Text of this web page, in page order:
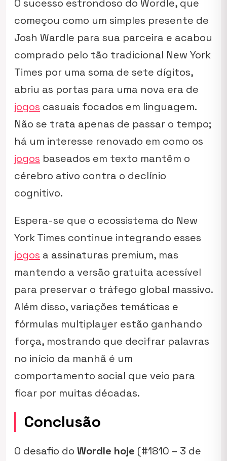
O sucesso estrondoso do Wordle, que
começou como um simples presente de
Josh Wardle para sua parceira e acabou
comprado pelo tão tradicional New York
Times por uma soma de sete dígitos,
abriu as portas para uma nova era de
jogos casuais focados em linguagem.
Não se trata apenas de passar o tempo;
há um interesse renovado em como os
jogos baseados em texto mantêm o
cérebro ativo contra o declínio
cognitivo.
Espera-se que o ecossistema do New
York Times continue integrando esses
jogos a assinaturas premium, mas
mantendo a versão gratuita acessível
para preservar o tráfego global massivo.
Além disso, variações temáticas e
fórmulas multiplayer estão ganhando
força, mostrando que decifrar palavras
no início da manhã é um
comportamento social que veio para
ficar por muitas décadas.
Conclusão
O desafio do Wordle hoje (#1810 – 3 de